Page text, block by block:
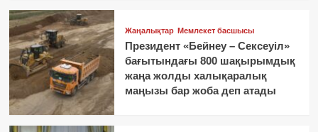
Жаңалықтар Мемлекет басшысы
Президент «Бейнеу – Сексеуіл»
бағытындағы 800 шақырымдық
жаңа жолды халықаралық
маңызы бар жоба деп атады